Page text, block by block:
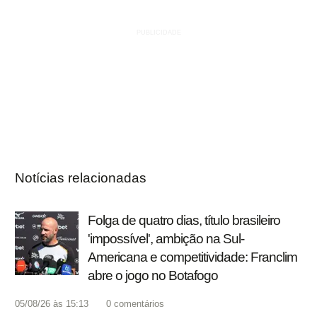
Notícias relacionadas
Folga de quatro dias, título brasileiro
'impossível', ambição na Sul-
Americana e competitividade: Franclim
abre o jogo no Botafogo
05/08/26 às 15:13 0 comentários